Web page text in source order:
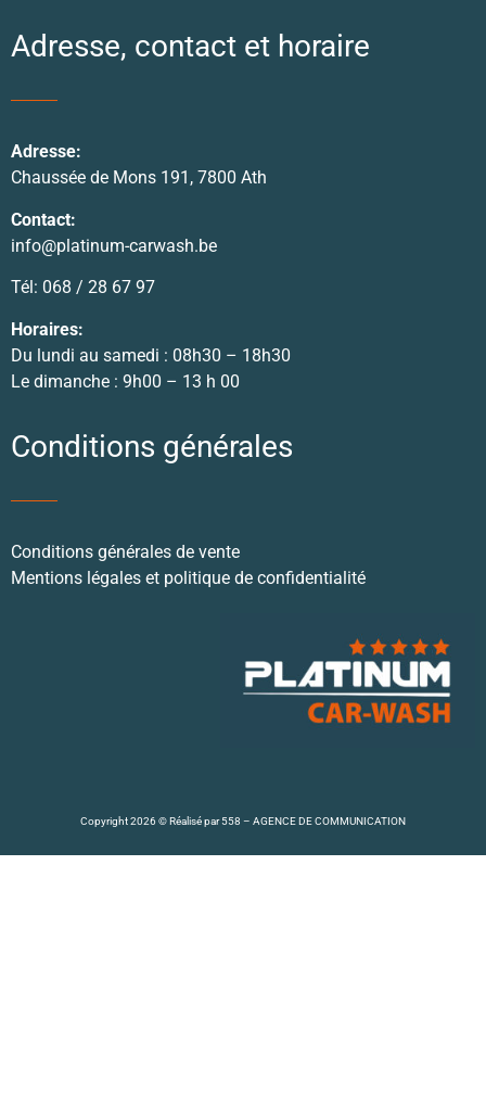
Adresse, contact et horaire
Adresse:
Chaussée de Mons 191, 7800 Ath
Contact:
info@platinum-carwash.be
Tél: 068 / 28 67 97
Horaires:
Du lundi au samedi : 08h30 – 18h30
Le dimanche : 9h00 – 13 h 00
Conditions générales
Conditions générales de vente
Mentions légales et politique de confidentialité
Copyright 2026 © Réalisé par558 – AGENCE DE COMMUNICATION